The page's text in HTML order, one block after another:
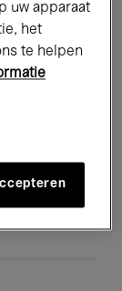
Music
uw apparaat
het
te helpen